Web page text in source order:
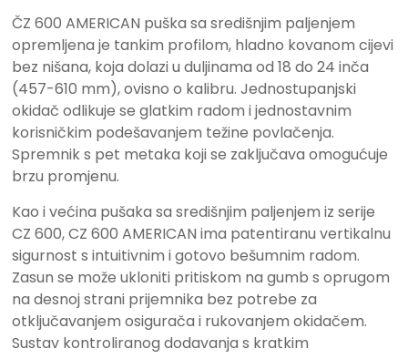
ČZ 600 AMERICAN puška sa središnjim paljenjem
opremljena je tankim profilom, hladno kovanom cijevi
bez nišana, koja dolazi u duljinama od 18 do 24 inča
(457-610 mm), ovisno o kalibru. Jednostupanjski
okidač odlikuje se glatkim radom i jednostavnim
korisničkim podešavanjem težine povlačenja.
Spremnik s pet metaka koji se zaključava omogućuje
brzu promjenu.
Kao i većina pušaka sa središnjim paljenjem iz serije
CZ 600, CZ 600 AMERICAN ima patentiranu vertikalnu
sigurnost s intuitivnim i gotovo bešumnim radom.
Zasun se može ukloniti pritiskom na gumb s oprugom
na desnoj strani prijemnika bez potrebe za
otključavanjem osigurača i rukovanjem okidačem.
Sustav kontroliranog dodavanja s kratkim